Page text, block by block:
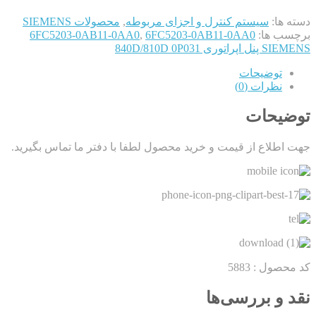
دسته ها: سیستم کنترل و اجزای مربوطه, محصولات SIEMENS
برچسب ها:
6FC5203-0AB11-0AA0, 6FC5203-0AB11-0AA0
SIEMENS پنل اپراتوری 840D/810D 0P031
توضیحات
نظرات (0)
توضیحات
جهت اطلاع از قیمت و خرید محصول لطفا با دفتر ما تماس بگیرید.
کد محصول : 5883
نقد و بررسی‌ها